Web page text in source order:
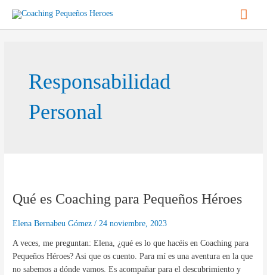
contenido
Responsabilidad
Personal
Qué es Coaching para Pequeños Héroes
Elena Bernabeu Gómez/ 24 noviembre, 2023
A veces, me preguntan: Elena, ¿qué es lo que hacéis en Coaching para
Pequeños Héroes? Asi que os cuento. Para mí es una aventura en la que
no sabemos a dónde vamos. Es acompañar para el descubrimiento y
Coaching
Pequeños